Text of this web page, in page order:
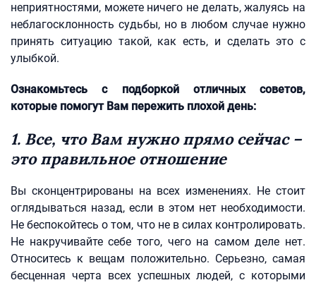
неприятностями, можете ничего не делать, жалуясь на
неблагосклонность судьбы, но в любом случае нужно
принять ситуацию такой, как есть, и сделать это с
улыбкой.
Ознакомьтесь с подборкой отличных советов,
которые помогут Вам пережить плохой день:
1. Все, что Вам нужно прямо сейчас –
это правильное отношение
Вы сконцентрированы на всех изменениях. Не стоит
оглядываться назад, если в этом нет необходимости.
Не беспокойтесь о том, что не в силах контролировать.
Не накручивайте себе того, чего на самом деле нет.
Относитесь к вещам положительно. Серьезно, самая
бесценная черта всех успешных людей, с которыми